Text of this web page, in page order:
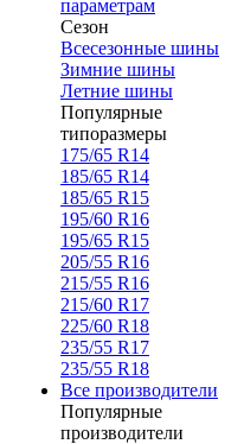
параметрам
Сезон
Всесезонные шины
Зимние шины
Летние шины
Популярные
типоразмеры
175/65 R14
185/65 R14
185/65 R15
195/60 R16
195/65 R15
205/55 R16
215/55 R16
215/60 R17
225/60 R18
235/55 R17
235/55 R18
Все производители
Популярные
производители